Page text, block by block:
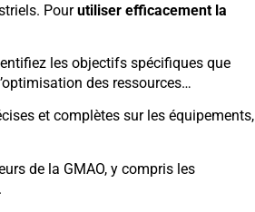
Pourutiliser efficacement la
les objectifs spécifiques que
des ressources…
et complètes sur les équipements,
de la GMAO, y compris les